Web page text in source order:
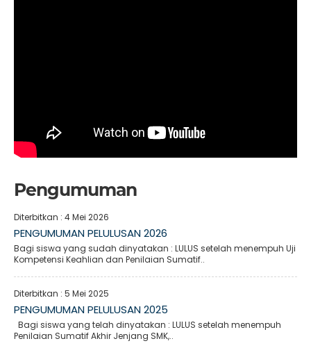
Pengumuman
Diterbitkan : 4 Mei 2026
PENGUMUMAN PELULUSAN 2026
Bagi siswa yang sudah dinyatakan : LULUS setelah menempuh Uji
Kompetensi Keahlian dan Penilaian Sumatif..
Diterbitkan : 5 Mei 2025
PENGUMUMAN PELULUSAN 2025
Bagi siswa yang telah dinyatakan : LULUS setelah menempuh
Penilaian Sumatif Akhir Jenjang SMK,..